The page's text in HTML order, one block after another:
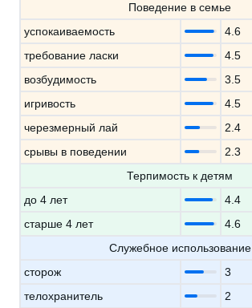
Поведение в семье
успокаиваемость
4.6
требование ласки
4.5
возбудимость
3.5
игривость
4.5
черезмерный лай
2.4
срывы в поведении
2.3
Терпимость к детям
до 4 лет
4.4
старше 4 лет
4.6
Служебное использование
сторож
3
телохранитель
2